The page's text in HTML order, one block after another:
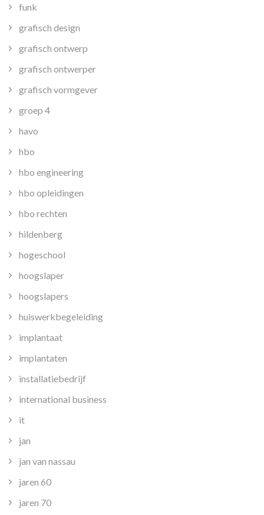
funk
grafisch design
grafisch ontwerp
grafisch ontwerper
grafisch vormgever
groep 4
havo
hbo
hbo engineering
hbo opleidingen
hbo rechten
hildenberg
hogeschool
hoogslaper
hoogslapers
huiswerkbegeleiding
implantaat
implantaten
installatiebedrijf
international business
it
jan
jan van nassau
jaren 60
jaren 70